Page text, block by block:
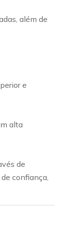
além de
e
alta
de
confiança,